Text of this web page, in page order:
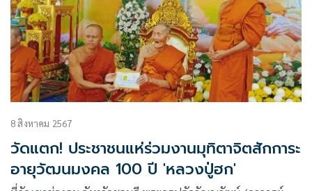
8 สิงหาคม 2567
วัดแตก! ประชาชนแห่ร่วมงานมุทิตาจิตสักการะ
อายุวัฒนมงคล 100 ปี 'หลวงปู่ฮก'